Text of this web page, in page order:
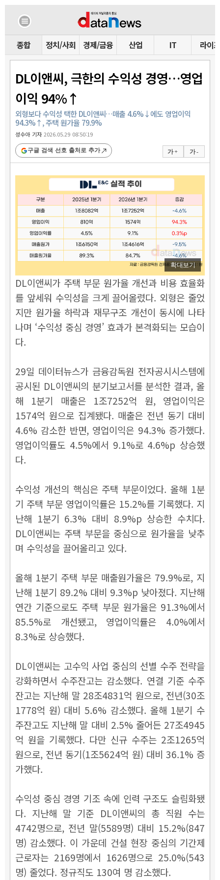
종합 정치/사회 경제/금융 산업 IT 라이프
DL이앤씨, 극한의 수익성 경영…영업
이익 94%↑
외형보다 수익성 택한 DL이앤씨…매출 4.6%↓에도 영업이익
94.3%↑, 주택 원가율 79.9%
성수아 기자2026.05.29 08:50:19
가 + 가 -
구글 검색 선호 출처로 추가
확대보기
DL이앤씨가 주택 부문 원가율 개선과 비용 효율화
를 앞세워 수익성을 크게 끌어올렸다. 외형은 줄었
지만 원가율 하락과 재무구조 개선이 동시에 나타
나며 ‘수익성 중심 경영’ 효과가 본격화되는 모습이
다.
29일 데이터뉴스가 금융감독원 전자공시시스템에
공시된 DL이앤씨의 분기보고서를 분석한 결과, 올
해 1분기 매출은 1조7252억 원, 영업이익은
1574억 원으로 집계됐다. 매출은 전년 동기 대비
4.6% 감소한 반면, 영업이익은 94.3% 증가했다.
영업이익률도 4.5%에서 9.1%로 4.6%p 상승했
다.
수익성 개선의 핵심은 주택 부문이었다. 올해 1분
기 주택 부문 영업이익률은 15.2%를 기록했다. 지
난해 1분기 6.3% 대비 8.9%p 상승한 수치다.
DL이앤씨는 주택 부문을 중심으로 원가율을 낮추
며 수익성을 끌어올리고 있다.
올해 1분기 주택 부문 매출원가율은 79.9%로, 지
난해 1분기 89.2% 대비 9.3%p 낮아졌다. 지난해
연간 기준으로도 주택 부문 원가율은 91.3%에서
85.5%로 개선됐고, 영업이익률은 4.0%에서
8.3%로 상승했다.
DL이앤씨는 고수익 사업 중심의 선별 수주 전략을
강화하면서 수주잔고는 감소했다. 연결 기준 수주
잔고는 지난해 말 28조4831억 원으로, 전년(30조
1778억 원) 대비 5.6% 감소했다. 올해 1분기 수
주잔고도 지난해 말 대비 2.5% 줄어든 27조4945
억 원을 기록했다. 다만 신규 수주는 2조1265억
원으로, 전년 동기(1조5624억 원) 대비 36.1% 증
가했다.
수익성 중심 경영 기조 속에 인력 구조도 슬림화됐
다. 지난해 말 기준 DL이앤씨의 총 직원 수는
4742명으로, 전년 말(5589명) 대비 15.2%(847
명) 감소했다. 이 가운데 건설 현장 중심의 기간제
근로자는 2169명에서 1626명으로 25.0%(543
명) 줄었다. 정규직도 130여 명 감소했다.